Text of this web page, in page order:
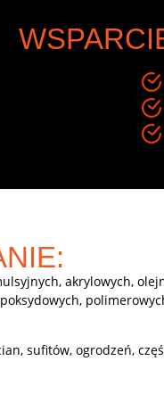
akrylowych,
sufitów, ogrodzeń,